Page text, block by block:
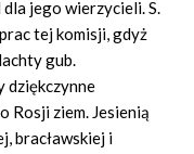
jego wierzycieli. S.
tej komisji, gdyż
gub.
dziękczynne
Rosji ziem. Jesienią
bracławskiej i